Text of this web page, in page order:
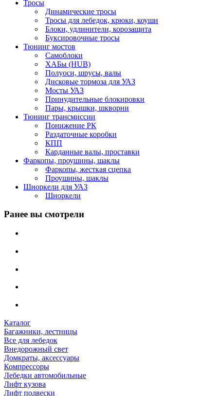
Тросы
Динамические тросы
Тросы для лебедок, крюки, коуши
Блоки, удлинители, корозащита
Буксировочные тросы
Тюнинг мостов
Самоблоки
ХАБы (HUB)
Полуоси, шрусы, валы
Дисковые тормоза для УАЗ
Мосты УАЗ
Принудительные блокировки
Пары, крышки, шкворни
Тюнинг трансмиссии
Понижение РК
Раздаточные коробки
КПП
Карданные валы, проставки
Фаркопы, проушины, шаклы
Фаркопы, жесткая сцепка
Проушины, шаклы
Шноркели для УАЗ
Шноркели
Ранее вы смотрели
Каталог
Багажники, лестницы
Все для лебедок
Внедорожный свет
Домкраты, аксессуары
Компрессоры
Лебедки автомобильные
Лифт кузова
Лифт подвески